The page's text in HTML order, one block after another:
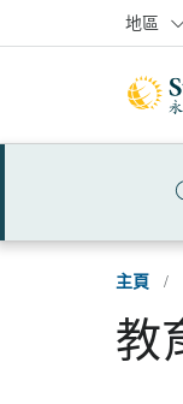
跳到登入
跳到主要
跳到頁腳
地區
主頁 /
教